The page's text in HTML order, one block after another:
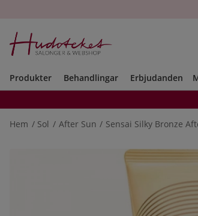
Produkter Behandlingar Erbjudanden
Hem Sol After Sun Sensai Silky Bronze